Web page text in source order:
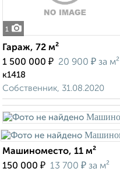
1
Гараж, 72 м²
1 500 000 ₽ 20 900 ₽ за м²
к1418
Собственник, 31.08.2020
Машиноместо, 11 м²
150 000 ₽ 13 700 ₽ за м²